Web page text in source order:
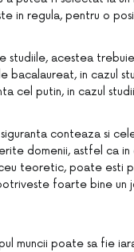
in regula, pentru o
studiile, acestea
bacalaureat, in cazul
cel putin, in cazul
siguranta conteaza si
domenii, astfel ca in
teoretic, poate esti
foarte bine un
muncii poate sa fie